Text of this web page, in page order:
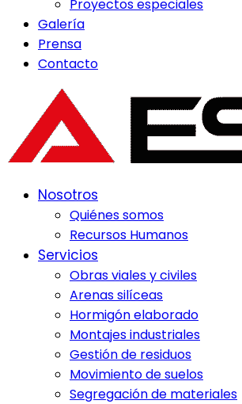
Proyectos especiales
Galería
Prensa
Contacto
Nosotros
Quiénes somos
Recursos Humanos
Servicios
Obras viales y civiles
Arenas silíceas
Hormigón elaborado
Montajes industriales
Gestión de residuos
Movimiento de suelos
Segregación de materiales